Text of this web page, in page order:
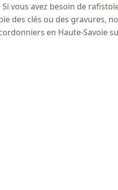
vous avez besoin de
des clés ou des gravures,
en Haute-Savoie